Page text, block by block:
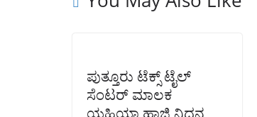
ಪುತ್ತೂರು ಟೆಕ್ಸ್ ಟೈಲ್
ಸೆಂಟರ್ ಮಾಲಕ‌
ಯಹಿಯಾ ಹಾಜಿ ನಿಧನ